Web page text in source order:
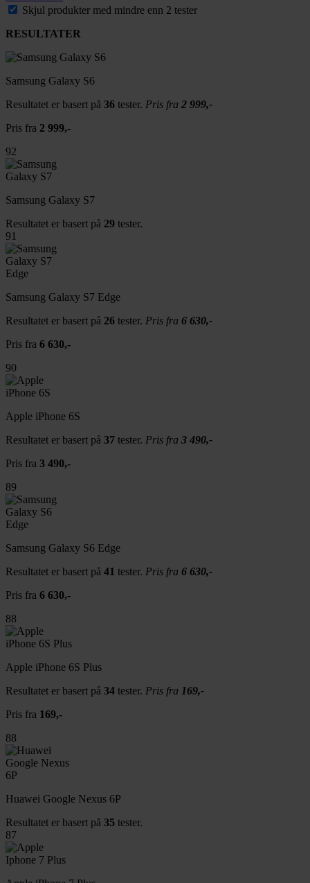
Skjul produkter med mindre enn 2 tester
RESULTATER
Samsung Galaxy S6
Resultatet er basert på 36 tester. Pris fra 2 999,-
Pris fra 2 999,-
92
Samsung Galaxy S7
Resultatet er basert på 29 tester.
91
Samsung Galaxy S7 Edge
Resultatet er basert på 26 tester. Pris fra 6 630,-
Pris fra 6 630,-
90
Apple iPhone 6S
Resultatet er basert på 37 tester. Pris fra 3 490,-
Pris fra 3 490,-
89
Samsung Galaxy S6 Edge
Resultatet er basert på 41 tester. Pris fra 6 630,-
Pris fra 6 630,-
88
Apple iPhone 6S Plus
Resultatet er basert på 34 tester. Pris fra 169,-
Pris fra 169,-
88
Huawei Google Nexus 6P
Resultatet er basert på 35 tester.
87